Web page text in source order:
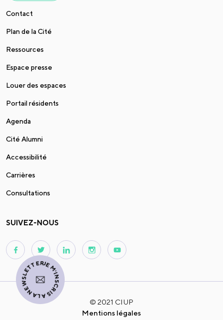
Contact
Plan de la Cité
Ressources
Espace presse
Louer des espaces
Portail résidents
Agenda
Cité Alumni
Accessibilité
Carrières
Consultations
SUIVEZ-NOUS
© 2021 CIUP
Mentions légales
JE M'INSCRIS À LA NEWSLETTER